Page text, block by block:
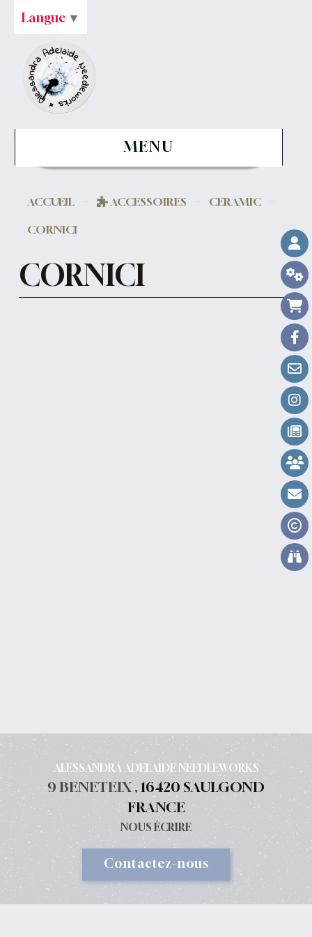
MENU
ACCUEIL ACCESSOIRES
CERAMIC
CORNICI
CORNICI
ALESSANDRA ADELAIDE NEEDLEWORKS
9 BENETEIX ,16420 SAULGOND
FRANCE
NOUS ÉCRIRE
Contactez-nous
Langue ▼